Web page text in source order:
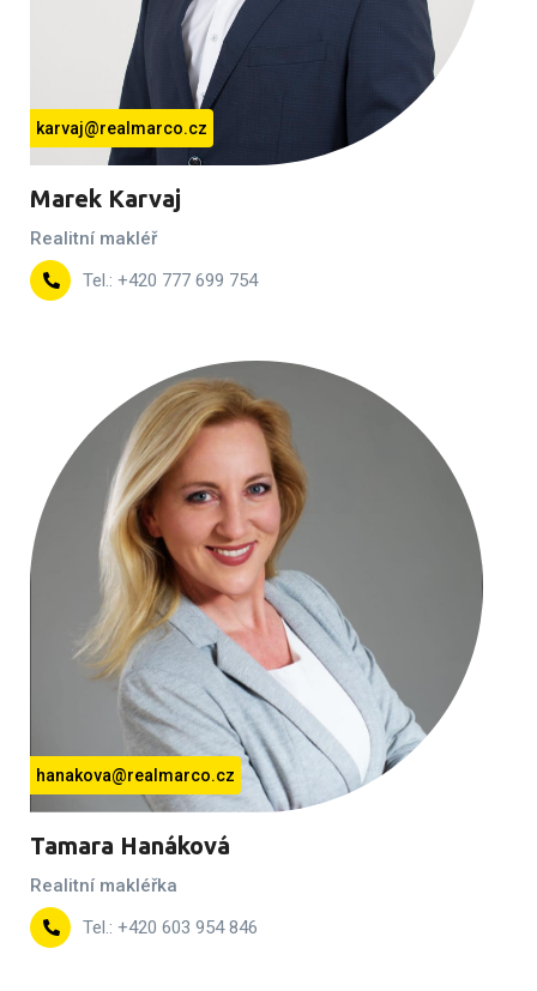
karvaj@realmarco.cz
Marek Karvaj
Realitní makléř
Tel.: +420 777 699 754
hanakova@realmarco.cz
Tamara Hanáková
Realitní makléřka
Tel.: +420 603 954 846